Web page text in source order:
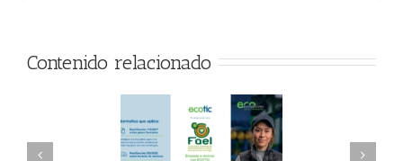
Contenido relacionado
AAEL y
FAEL, Ecoasimelec y